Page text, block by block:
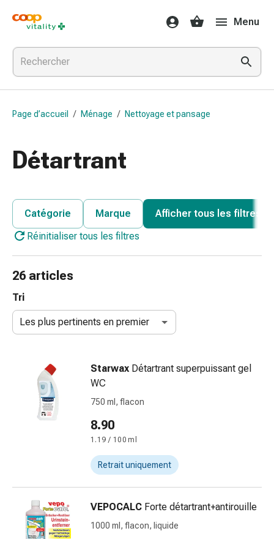
Médicaments
et
santé
Grippe
et
Refroidissement
pour
Médicaments
grippe
le
Toux
et
accessoires
Nettoyeur
Mouchoirs
papier
Rhume
Soins
des
plaies
Menu
Page d’accueil / Ménage / Nettoyage et pansage
Détartrant
Catégorie Marque
Afficher tous les filtres
Réinitialiser tous les filtres
26 articles
Tri
Les plus pertinents en premier
Starwax Détartrant superpuissant gel
WC
750 ml, flacon
8.90
1.19 / 100 ml
Retrait uniquement
VEPOCALC Forte détartrant+antirouille
1000 ml, flacon, liquide